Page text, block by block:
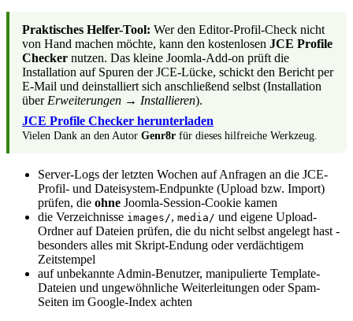
Praktisches Helfer-Tool: Wer den Editor-Profil-Check nicht
von Hand machen möchte, kann den kostenlosen JCE Profile
Checker nutzen. Das kleine Joomla-Add-on prüft die
Installation auf Spuren der JCE-Lücke, schickt den Bericht per
E-Mail und deinstalliert sich anschließend selbst (Installation
über Erweiterungen → Installieren).
JCE Profile Checker herunterladen
Vielen Dank an den Autor Genr8r für dieses hilfreiche Werkzeug.
Server-Logs der letzten Wochen auf Anfragen an die JCE-
Profil- und Dateisystem-Endpunkte (Upload bzw. Import)
prüfen, die ohne Joomla-Session-Cookie kamen
die Verzeichnisse images/, media/ und eigene Upload-
Ordner auf Dateien prüfen, die du nicht selbst angelegt hast -
besonders alles mit Skript-Endung oder verdächtigem
Zeitstempel
auf unbekannte Admin-Benutzer, manipulierte Template-
Dateien und ungewöhnliche Weiterleitungen oder Spam-
Seiten im Google-Index achten